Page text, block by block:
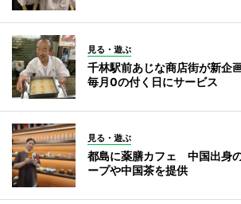
見る・遊ぶ
千林駅前あじな商店街が新企
毎月0の付く日にサービス
見る・遊ぶ
都島に薬膳カフェ 中国出身
ープや中国茶を提供